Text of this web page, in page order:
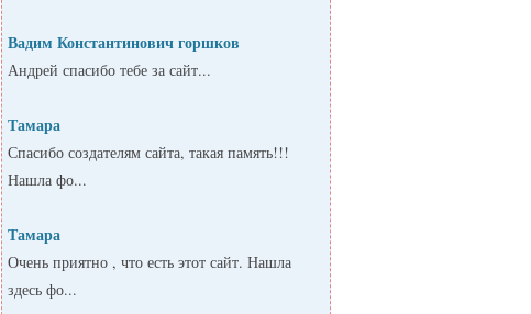
Вадим Константинович горшков
Андрей спасибо тебе за сайт...
Тамара
Спасибо создателям сайта, такая память!!!
Нашла фо...
Тамара
Очень приятно , что есть этот сайт. Нашла
здесь фо...